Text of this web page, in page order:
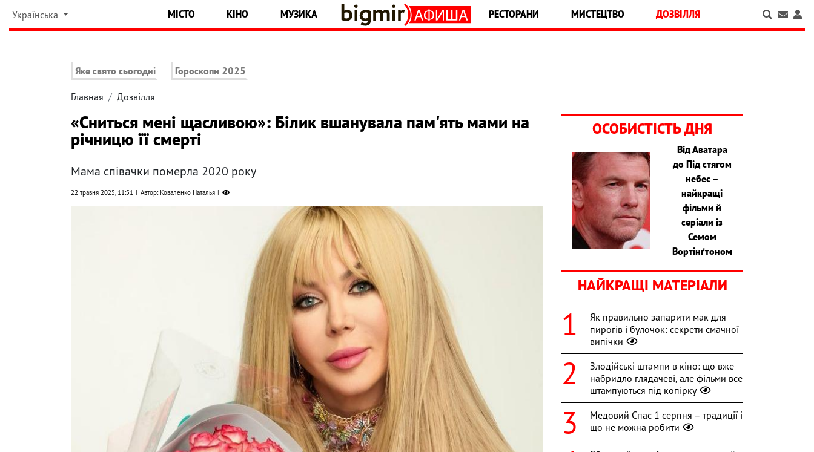
Українська МІСТО КІНО МУЗИКА РЕСТОРАНИ МИСТЕЦТВО ДОЗВІЛЛЯ
Яке свято сьогодні Гороскопи 2025
Главная Дозвілля
«Сниться мені щасливою»: Білик вшанувала пам'ять мами на
річницю її смерті
Мама співачки померла 2020 року
22 травня 2025, 11:51 Автор: Коваленко Наталья
ОСОБИСТІСТЬ ДНЯ
Від Аватара
до Під стягом
небес –
найкращі
фільми й
серіали із
Семом
Вортінґтоном
НАЙКРАЩІ МАТЕРІАЛИ
Як правильно запарити мак для
пирогів і булочок: секрети смачної
випічки
Злодійські штампи в кіно: що вже
набридло глядачеві, але фільми все
штампуються під копірку
Медовий Спас 1 серпня – традиції і
що не можна робити